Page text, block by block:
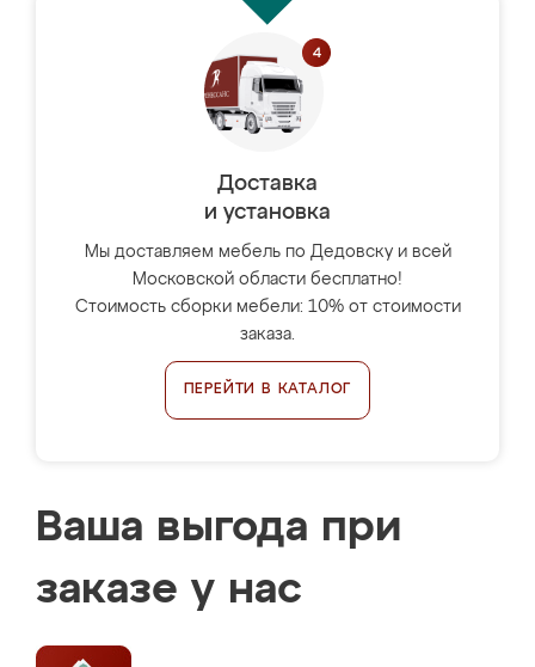
Доставка
и установка
Мы доставляем мебель по Дедовску и всей
Московской области бесплатно!
Стоимость сборки мебели: 10% от стоимости
заказа.
ПЕРЕЙТИ В КАТАЛОГ
Ваша выгода при
заказе у нас